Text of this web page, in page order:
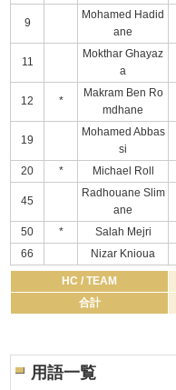
9
Mohamed Hadid
ane
11
Mokthar Ghayaz
a
12 *
Makram Ben Ro
mdhane
19
Mohamed Abbas
si
20 * Michael Roll
45
Radhouane Slim
ane
50 * Salah Mejri
66
Nizar Knioua
HC / TEAM
合計
用語一覧